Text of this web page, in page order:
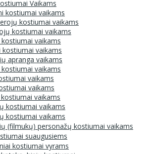
Vaikams
kostiumai vaikams
kostiumai vaikams
kostiumai vaikams
vaikams
kostiumai vaikams
apranga vaikams
vaikams
vaikams
vaikams
vaikams
kostiumai vaikams
kostiumai vaikams
(filmukų) personažų kostiumai vaikams
suaugusiems
kostiumai vyrams